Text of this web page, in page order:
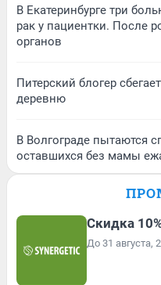
В Екатеринбурге три
рак у пациентки. После
органов
Питерский блогер
деревню
В Волгограде пытаются
оставшихся без мамы
Скидка
До 31 августа,